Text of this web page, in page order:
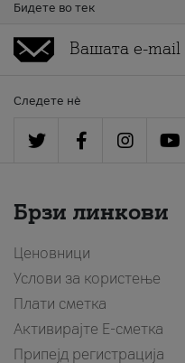
Бидете во тек
Следете нè
Брзи линкови
Ценовници
Услови за користење
Плати сметка
Активирајте Е-сметка
Припејд регистрација